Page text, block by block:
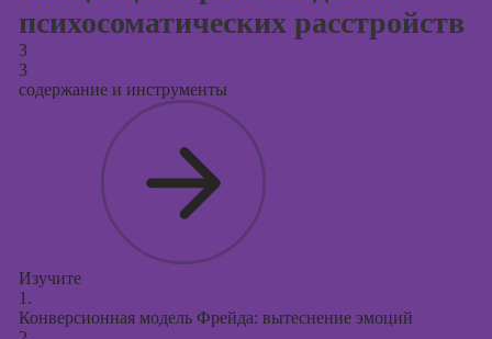
психосоматических расстройств
3
3
содержание и инструменты
Изучите
1.
Конверсионная модель Фрейда: вытеснение эмоций